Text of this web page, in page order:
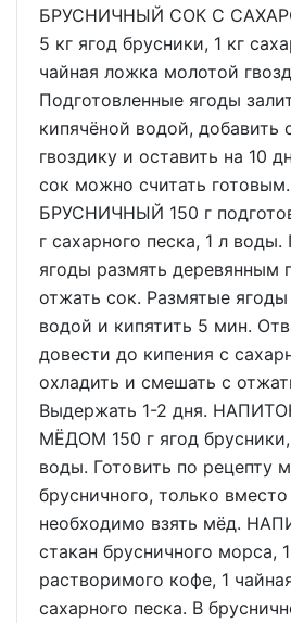
БРУСНИЧНЫЙ СОК С
5 кг ягод брусники, 1 кг
чайная ложка молотой
Подготовленные ягоды
кипячёной водой, добавить
гвоздику и оставить на 10
сок можно считать
БРУСНИЧНЫЙ 150 г
г сахарного песка, 1 л
ягоды размять деревянным
отжать сок. Размятые ягоды
водой и кипятить 5 мин.
довести до кипения с
охладить и смешать с
Выдержать 1-2 дня.
МЁДОМ 150 г ягод брусники,
воды. Готовить по рецепту
брусничного, только
необходимо взять мёд.
стакан брусничного морса,
растворимого кофе, 1
сахарного песка. В